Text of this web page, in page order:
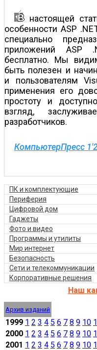
настоящей
особенности ASP
специально
приложений ASP
бесплатно. Мы
быть полезен и
и пользователям
применения его
простоту и
взгляд,
разработчиков.
КомпьютерПресс
ПК и комплектующие
Периферия
Цифровой дом
Гаджеты
Фото и видео
Программы и утилиты
Мир интернет
Безопасность
Сети и телекоммуникации
Корпоративные решения
Наш
Архив изданий
1999 1 2 3 4 5 6 7 8 9 10
2000 1 2 3 4 5 6 7 8 9 10
2001 1 2 3 4 5 6 7 8 9 10